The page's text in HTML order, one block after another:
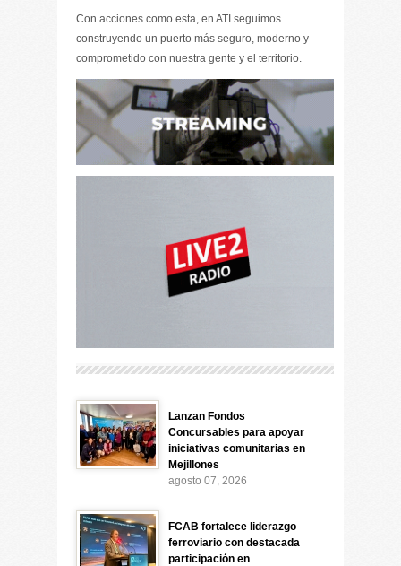
Con acciones como esta, en ATI seguimos
construyendo un puerto más seguro, moderno y
comprometido con nuestra gente y el territorio.
Lanzan Fondos
Concursables para apoyar
iniciativas comunitarias en
Mejillones
agosto 07, 2026
FCAB fortalece liderazgo
ferroviario con destacada
participación en